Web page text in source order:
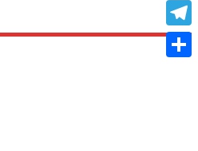
Copy
Link